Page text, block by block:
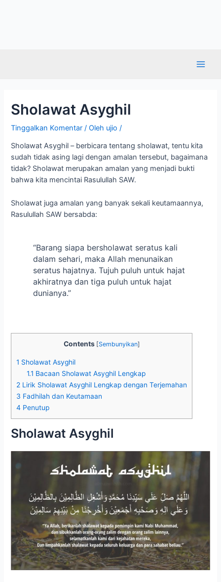
Sholawat Asyghil
Tinggalkan Komentar / Oleh ujio/
Sholawat Asyghil – berbicara tentang sholawat, tentu kita
sudah tidak asing lagi dengan amalan tersebut, bagaimana
tidak? Sholawat merupakan amalan yang menjadi bukti
bahwa kita mencintai Rasulullah SAW.
Sholawat juga amalan yang banyak sekali keutamaannya,
Rasulullah SAW bersabda:
“Barang siapa bersholawat seratus kali
dalam sehari, maka Allah menunaikan
seratus hajatnya. Tujuh puluh untuk hajat
akhiratnya dan tiga puluh untuk hajat
dunianya.”
Contents [Sembunyikan]
1 Sholawat Asyghil
1.1 Bacaan Sholawat Asyghil Lengkap
2 Lirik Sholawat Asyghil Lengkap dengan Terjemahan
3 Fadhilah dan Keutamaan
4 Penutup
Sholawat Asyghil